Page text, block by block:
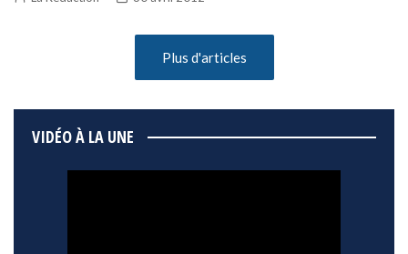
Plus d'articles
VIDÉO À LA UNE